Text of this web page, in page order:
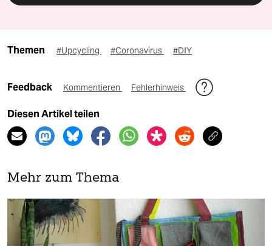
Themen #Upcycling #Coronavirus #DIY
Feedback Kommentieren Fehlerhinweis
Diesen Artikel teilen
Mehr zum Thema